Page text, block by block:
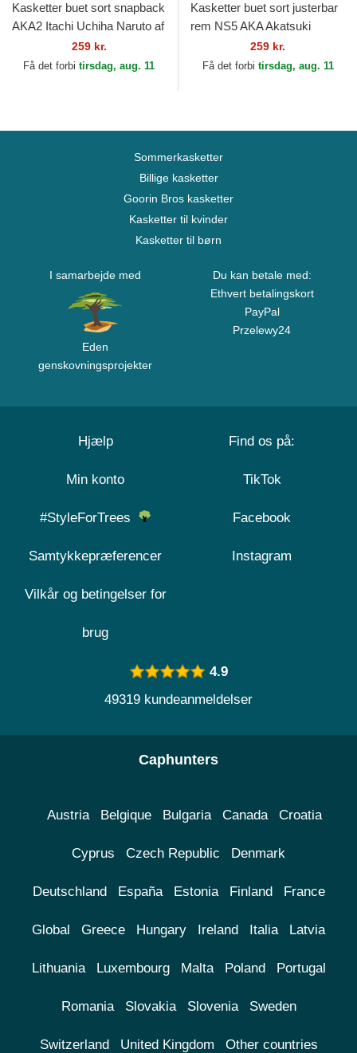
Kasketter buet sort snapback
AKA2 Itachi Uchiha Naruto af
259 kr.
Få det forbi tirsdag, aug. 11
Kasketter buet sort justerbar
rem NS5 AKA Akatsuki
Naruto af Capslab
259 kr.
Få det forbi tirsdag, aug. 11
Sommerkasketter
Billige kasketter
Goorin Bros kasketter
Kasketter til kvinder
Kasketter til børn
I samarbejde med
Eden
genskovningsprojekter
Du kan betale med:
Ethvert betalingskort
PayPal
Przelewy24
Hjælp
Min konto
#StyleForTrees
Samtykkepræferencer
Vilkår og betingelser for
brug
Find os på:
TikTok
Facebook
Instagram
4.9
49319 kundeanmeldelser
Caphunters
Austria Belgique Bulgaria Canada Croatia
Cyprus Czech Republic Denmark
Deutschland España Estonia Finland France
Global Greece Hungary Ireland Italia Latvia
Lithuania Luxembourg Malta Poland Portugal
Romania Slovakia Slovenia Sweden
Switzerland United Kingdom Other countries